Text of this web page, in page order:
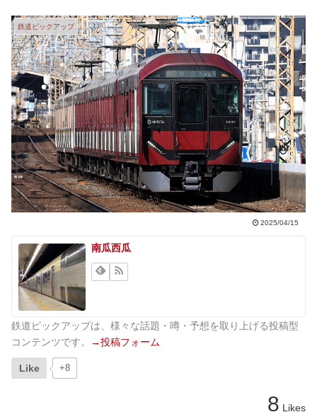
鉄道ピックアップ
2025/04/15
南瓜西瓜
鉄道ピックアップは、様々な話題・噂・予想を取り上げる投稿型
コンテンツです。
→投稿フォーム
Like +8
8 Likes